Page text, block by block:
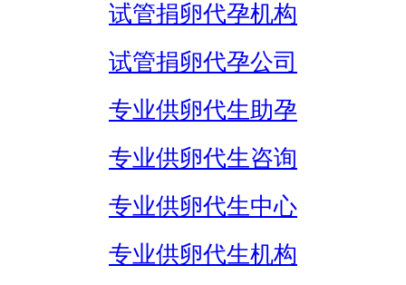
试管捐卵代孕机构
试管捐卵代孕公司
专业供卵代生助孕
专业供卵代生咨询
专业供卵代生中心
专业供卵代生机构